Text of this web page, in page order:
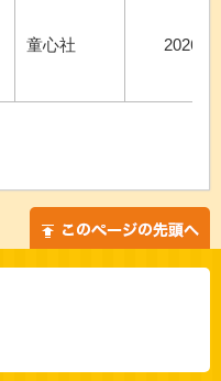
童心社 2026.5